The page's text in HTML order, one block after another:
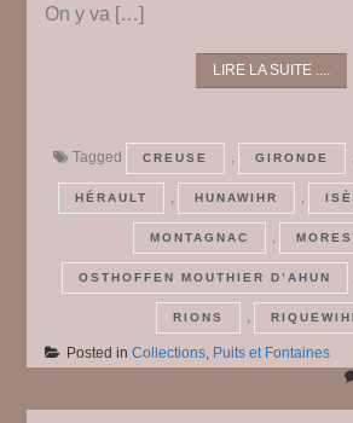
On y va […]
LIRE LA SUITE ....
Tagged CREUSE , GIRONDE
HÉRAULT , HUNAWIHR ,
MONTAGNAC ,
OSTHOFFEN MOUTHIER D’AHUN
RIONS ,
Posted inCollections, Puits et Fontaines